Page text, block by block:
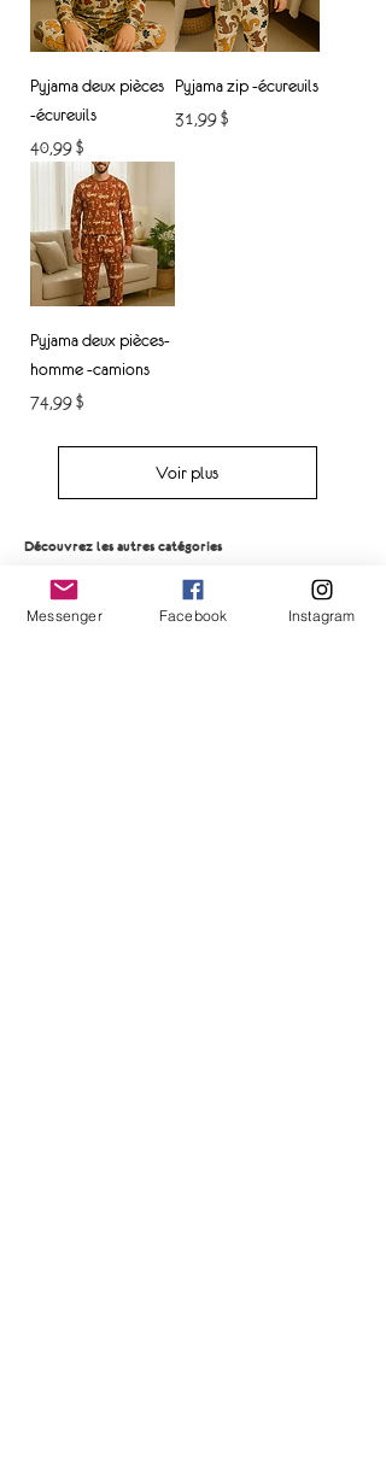
Pyjama deux pièces
-écureuils
Prix
40,99 $
Pyjama zip -écureuils
Prix
31,99 $
Pyjama deux pièces-
homme -camions
Prix
74,99 $
Voir plus
Découvrez les autres catégories
Messenger Facebook Instagram